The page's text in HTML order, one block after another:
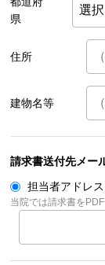
県
住所
建物名等
請求書送付先メー
担当者アドレ
当院では請求書を